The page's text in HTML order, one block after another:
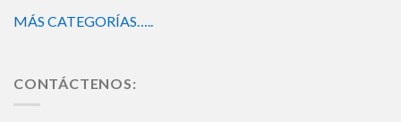
MÁS CATEGORÍAS…..
CONTÁCTENOS: